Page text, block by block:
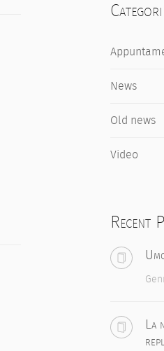
News
Old news
Video
Recent
La